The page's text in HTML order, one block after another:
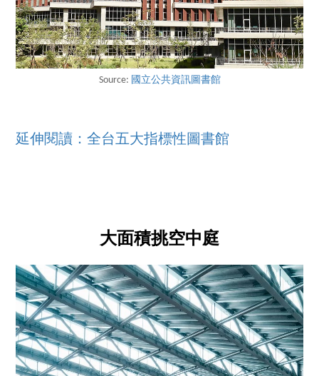
Source: 國立公共資訊圖書館
延伸閱讀：全台五大指標性圖書館
大面積挑空中庭